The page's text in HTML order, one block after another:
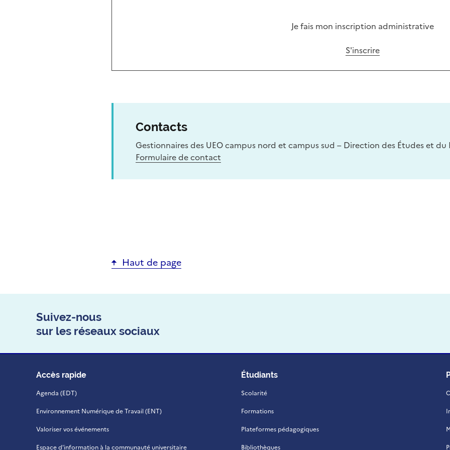
Je fais mon inscription administrative
S'inscrire
Contacts
Gestionnaires des UEO campus nord et campus sud – Direction des Études et du
Formulaire de contact
Haut de page
Suivez-nous
sur les réseaux sociaux
Accès rapide
Agenda (EDT)
Environnement Numérique de Travail (ENT)
Valoriser vos événements
Espace d'information à la communauté universitaire
Étudiants
Scolarité
Formations
Plateformes pédagogiques
Bibliothèques